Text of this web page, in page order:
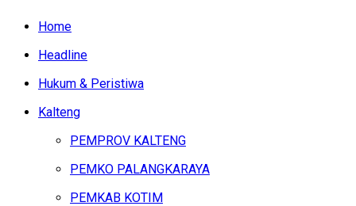
Home
Headline
Hukum & Peristiwa
Kalteng
PEMPROV KALTENG
PEMKO PALANGKARAYA
PEMKAB KOTIM